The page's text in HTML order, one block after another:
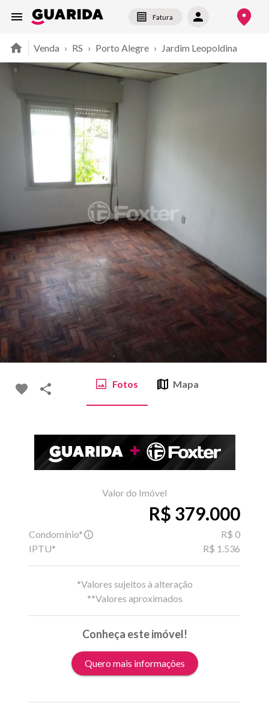
Fatura
Venda › RS › Porto Alegre › Jardim Leopoldina
Fotos Mapa
Valor do Imóvel
R$ 379.000
Condomínio*
R$ 0
IPTU*
R$ 1.536
*Valores sujeitos à alteração
**Valores aproximados
Conheça este imóvel!
Quero mais informações